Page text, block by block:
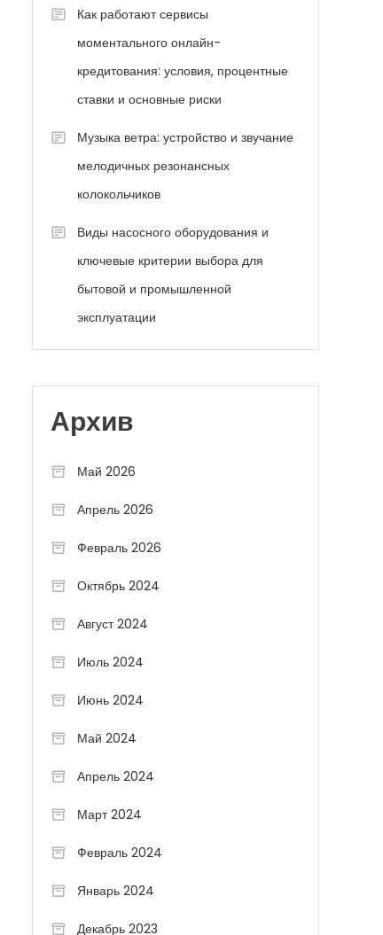
Как работают сервисы
моментального онлайн-
кредитования: условия, процентные
ставки и основные риски
Музыка ветра: устройство и звучание
мелодичных резонансных
колокольчиков
Виды насосного оборудования и
ключевые критерии выбора для
бытовой и промышленной
эксплуатации
Архив
Май 2026
Апрель 2026
Февраль 2026
Октябрь 2024
Август 2024
Июль 2024
Июнь 2024
Май 2024
Апрель 2024
Март 2024
Февраль 2024
Январь 2024
Декабрь 2023